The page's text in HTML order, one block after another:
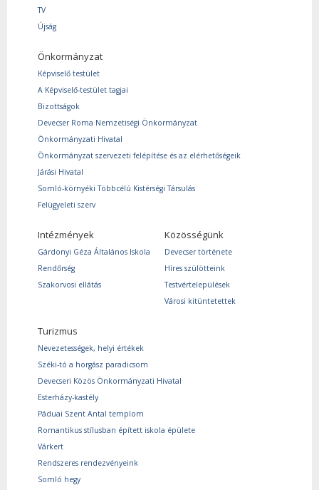
TV
Újság
Önkormányzat
Képviselő testület
A Képviselő-testület tagjai
Bizottságok
Devecser Roma Nemzetiségi Önkormányzat
Önkormányzati Hivatal
Önkormányzat szervezeti felépítése és az elérhetőségeik
Járási Hivatal
Somló-környéki Többcélú Kistérségi Társulás
Felügyeleti szerv
Intézmények
Gárdonyi Géza Általános Iskola
Rendőrség
Szakorvosi ellátás
Közösségünk
Devecser története
Híres szülötteink
Testvértelepülések
Városi kitüntetettek
Turizmus
Nevezetességek, helyi értékek
Széki-tó a horgász paradicsom
Devecseri Közös Önkormányzati Hivatal
Esterházy-kastély
Páduai Szent Antal templom
Romantikus stílusban épített iskola épülete
Várkert
Rendszeres rendezvényeink
Somló hegy